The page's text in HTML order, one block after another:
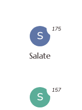
S
Salate
175
S
157